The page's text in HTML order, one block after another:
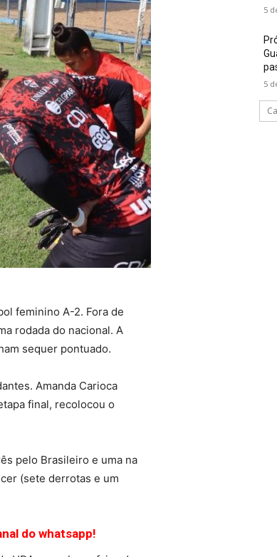
feminino A-2. Fora de
rodada do nacional. A
sequer pontuado.
Amanda Carioca
final, recolocou o
pelo Brasileiro e uma na
(sete derrotas e um
do whatsapp!
5
5